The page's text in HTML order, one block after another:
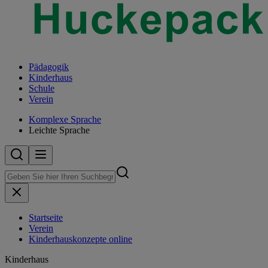
Pädagogik
Kinderhaus
Schule
Verein
Komplexe Sprache
Leichte Sprache
Startseite
Verein
Kinderhauskonzepte online
Kinderhaus